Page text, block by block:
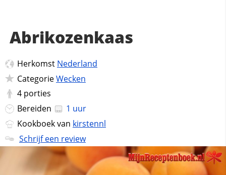
Abrikozenkaas
Herkomst Nederland
CategorieWecken
4 porties
Bereiden
1 uur
Kookboek van kirstennl
Schrijf een review